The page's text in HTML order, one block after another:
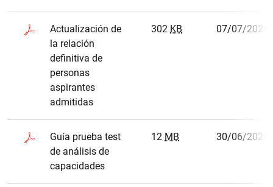
Actualización de
la relación
definitiva de
personas
aspirantes
admitidas
302 KB 07/07/2026
Guía prueba test
de análisis de
capacidades
12 MB 30/06/2026